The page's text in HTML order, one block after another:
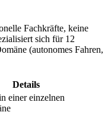
Fachkräfte, keine
sich für 12
(autonomes Fahren,
Details
einer einzelnen